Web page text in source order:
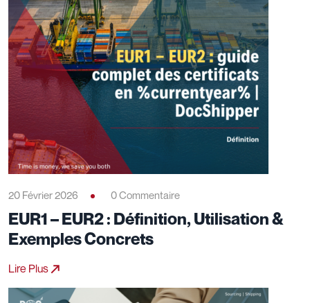
20 Février 2026 0 Commentaire
EUR1 – EUR2 : Définition, Utilisation &
Exemples Concrets
Lire Plus